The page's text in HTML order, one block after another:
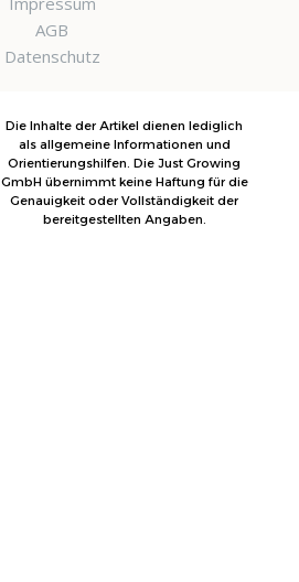
AGB
Datenschutz
Die Inhalte der Artikel dienen lediglich
als allgemeine Informationen und
Orientierungshilfen. Die Just Growing
GmbH übernimmt keine Haftung für die
Genauigkeit oder Vollständigkeit der
bereitgestellten Angaben.